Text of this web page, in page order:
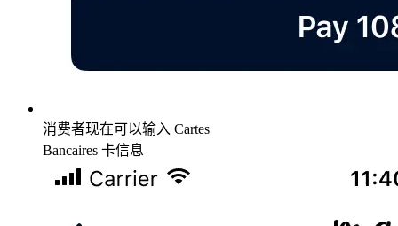
消费者现在可以输入 Cartes
Bancaires 卡信息